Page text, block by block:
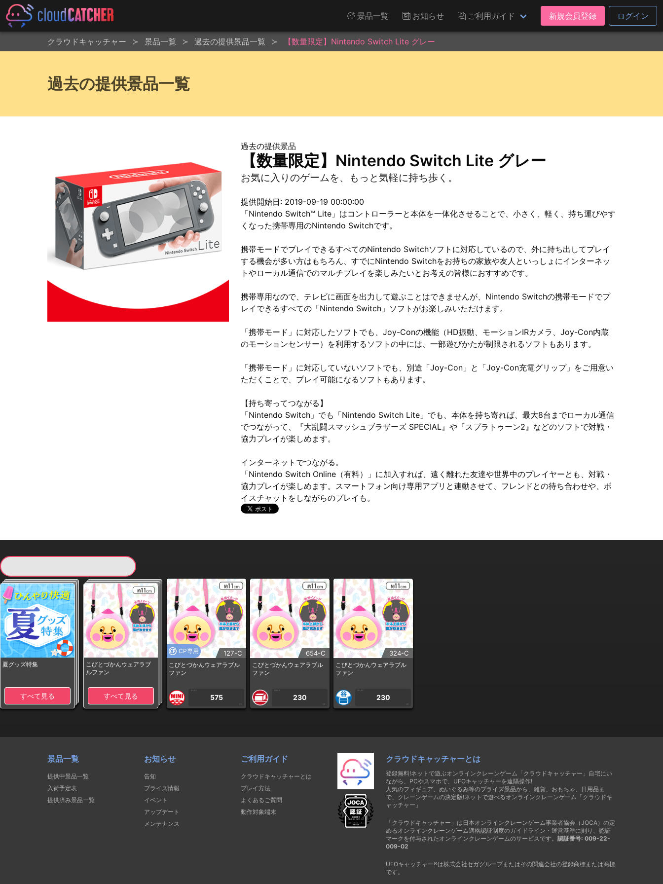
景品一覧 お知らせ ご利用ガイド 新規会員登録 ログイン
クラウドキャッチャー 景品一覧 過去の提供景品一覧 【数量限定】Nintendo Switch Lite グレー
過去の提供景品一覧
過去の提供景品
【数量限定】Nintendo Switch Lite グレー
お気に入りのゲームを、もっと気軽に持ち歩く。
提供開始日: 2019-09-19 00:00:00
「Nintendo Switch™ Lite」はコントローラーと本体を一体化させることで、小さく、軽く、持ち運びやす
くなった携帯専用のNintendo Switchです。
携帯モードでプレイできるすべてのNintendo Switchソフトに対応しているので、外に持ち出してプレイ
する機会が多い方はもちろん、すでにNintendo Switchをお持ちの家族や友人といっしょにインターネッ
トやローカル通信でのマルチプレイを楽しみたいとお考えの皆様におすすめです。
携帯専用なので、テレビに画面を出力して遊ぶことはできませんが、Nintendo Switchの携帯モードでプ
レイできるすべての「Nintendo Switch」ソフトがお楽しみいただけます。
「携帯モード」に対応したソフトでも、Joy-Conの機能（HD振動、モーションIRカメラ、Joy-Con内蔵
のモーションセンサー）を利用するソフトの中には、一部遊びかたが制限されるソフトもあります。
「携帯モード」に対応していないソフトでも、別途「Joy-Con」と「Joy-Con充電グリップ」をご用意い
ただくことで、プレイ可能になるソフトもあります。
【持ち寄ってつながる】
「Nintendo Switch」でも「Nintendo Switch Lite」でも、本体を持ち寄れば、最大8台までローカル通信
でつながって、『大乱闘スマッシュブラザーズ SPECIAL』や『スプラトゥーン2』などのソフトで対戦・
協力プレイが楽しめます。
インターネットでつながる。
「Nintendo Switch Online（有料）」に加入すれば、遠く離れた友達や世界中のプレイヤーとも、対戦・
協力プレイが楽しめます。スマートフォン向け専用アプリと連動させて、フレンドとの待ち合わせや、ボ
イスチャットをしながらのプレイも。
夏グッズ特集
すべて見る
こびとづかんウェアラブ
ルファン
すべて見る
CP専用 127-C
こびとづかんウェアラブル
ファン
1PLAY
575
CP
654-C
こびとづかんウェアラブル
ファン
1PLAY
230
CP
324-C
こびとづかんウェアラブル
ファン
1PLAY
230
CP
景品一覧
提供中景品一覧
入荷予定表
提供済み景品一覧
お知らせ
告知
プライズ情報
イベント
アップデート
メンテナンス
ご利用ガイド
クラウドキャッチャーとは
プレイ方法
よくあるご質問
動作対象端末
クラウドキャッチャーとは
登録無料!ネットで遊ぶオンラインクレーンゲーム「クラウドキャッチャー」自宅にい
ながら、PCやスマホで、UFOキャッチャーを遠隔操作!
人気のフィギュア、ぬいぐるみ等のプライズ景品から、雑貨、おもちゃ、日用品ま
で、クレーンゲームの決定版!ネットで遊べるオンラインクレーンゲーム「クラウドキ
ャッチャー」
「クラウドキャッチャー」は日本オンラインクレーンゲーム事業者協会（JOCA）の定
めるオンラインクレーンゲーム適格認証制度のガイドライン・運営基準に則り、認証
マークを付与されたオンラインクレーンゲームのサービスです。 認証番号: 009-22-
009-02
UFOキャッチャー®は株式会社セガグループまたはその関連会社の登録商標または商標
です。